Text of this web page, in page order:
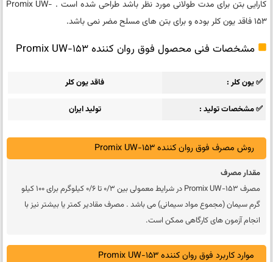
کارایی بتن برای مدت طولانی مورد نظر باشد طراحی شده است . Promix UW-
153 فاقد یون کلر بوده و برای بتن های مسلح مضر نمی باشد.
مشخصات فنی محصول فوق روان کننده Promix UW-153
✅ یون کلر فاقد یون کلر
✅ مشخصات تولید تولید ایران
روش مصرف فوق روان کننده Promix UW-153
مقدار مصرف
مصرف Promix UW-153 در شرایط معمولی بین 0/3 تا 0/6 کیلوگرم برای 100 کیلو
گرم سیمان (مجموع مواد سیمانی) می باشد . مصرف مقادیر کمتر یا بیشتر نیز با
انجام آزمون های کارگاهی ممکن است.
موارد کاربرد فوق روان کننده Promix UW-153